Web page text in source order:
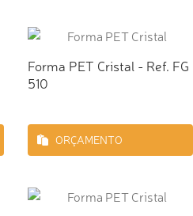
Forma PET Cristal - Ref. FG
510
ORÇAMENTO